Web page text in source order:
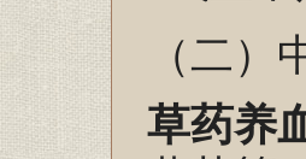
（二
草药养